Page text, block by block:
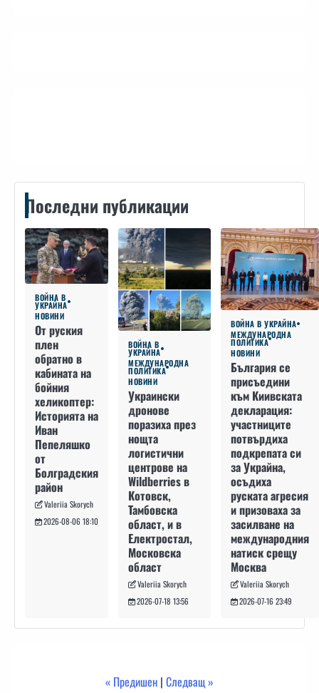
Последни публикации
ВОЙНА В
УКРАЙНА
НОВИНИ
От руския
плен
обратно в
кабината на
бойния
хеликоптер:
Историята на
Иван
Пепеляшко
от
Болградския
район
Valeriia Skorych
2026-08-06 18:10
ВОЙНА В
УКРАЙНА
МЕЖДУНАРОДНА
ПОЛИТИКА
НОВИНИ
Украински
дронове
поразиха през
нощта
логистични
центрове на
Wildberries в
Котовск,
Тамбовска
област, и в
Електростал,
Московска
област
Valeriia Skorych
2026-07-18 13:56
ВОЙНА В УКРАЙНА
МЕЖДУНАРОДНА
ПОЛИТИКА
НОВИНИ
България се
присъедини
към Киивската
декларация:
участниците
потвърдиха
подкрепата си
за Украйна,
осъдиха
руската агресия
и призоваха за
засилване на
международния
натиск срещу
Москва
Valeriia Skorych
2026-07-16 23:49
« Предишен | Следващ »